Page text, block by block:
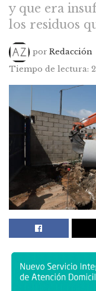
y que era
los residuos
por Redacción
Tiempo de lectura: